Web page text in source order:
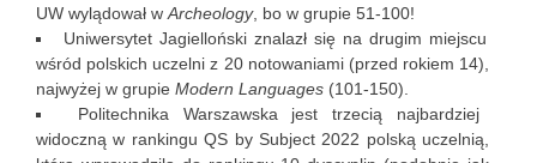
UW wylądował wArcheology, bo w grupie 51-100!
Uniwersytet Jagielloński znalazł się na drugim miejscu
wśród polskich uczelni z 20 notowaniami (przed rokiem 14),
najwyżej w grupie Modern Languages (101-150).
Politechnika Warszawska jest trzecią najbardziej
widoczną w rankingu QS by Subject 2022 polską uczelnią,